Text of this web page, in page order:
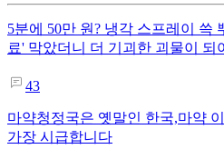
5분에 50만 원? 냉각 스프레이 쓱
료' 막았더니 더 기괴한 괴물이 되
43
마약청정국은 옛말인 한국,마약
가장 시급합니다